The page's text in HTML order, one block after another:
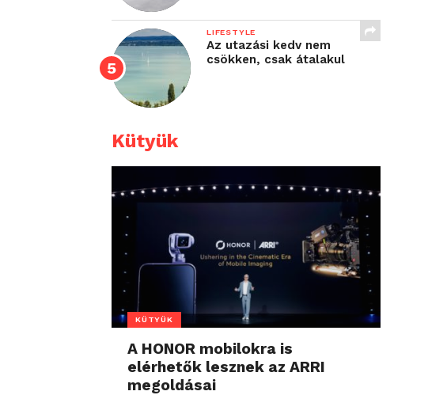
LIFESTYLE
Az utazási kedv nem
csökken, csak átalakul
Kütyük
KÜTYÜK
A HONOR mobilokra is
elérhetők lesznek az ARRI
megoldásai